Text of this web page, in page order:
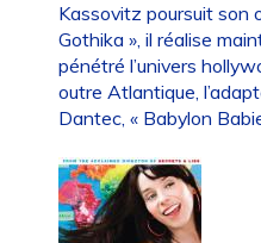
Kassovitz poursuit son
Gothika », il réalise
pénétré l’univers
outre Atlantique,
Dantec, « Babylon